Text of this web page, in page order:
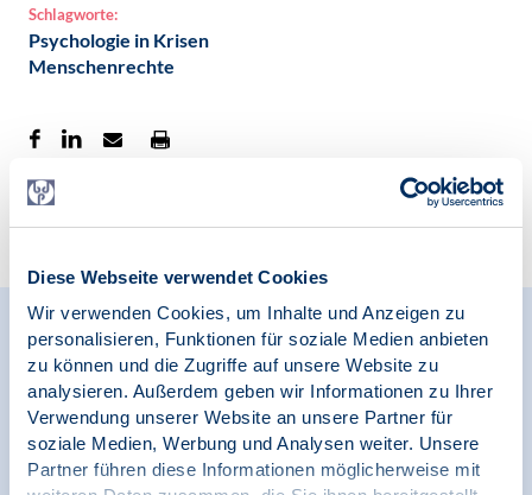
Diese Webseite verwendet Cookies
Wir verwenden Cookies, um Inhalte und Anzeigen zu
personalisieren, Funktionen für soziale Medien anbieten
zu können und die Zugriffe auf unsere Website zu
analysieren. Außerdem geben wir Informationen zu Ihrer
Verwendung unserer Website an unsere Partner für
soziale Medien, Werbung und Analysen weiter. Unsere
Partner führen diese Informationen möglicherweise mit
Schlagworte:
Psychologie in Krisen
Menschenrechte
Relevante Nachrichten
17.02.2025
Pressemitteilung | Menschenrechte